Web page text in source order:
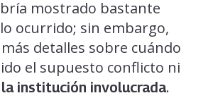
mostrado bastante
ocurrido; sin embargo,
detalles sobre cuándo
el supuesto conflicto ni
la institución involucrada.